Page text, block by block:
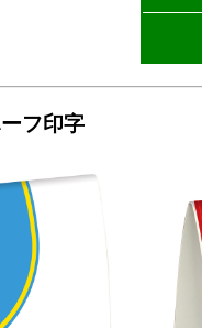
フ印字